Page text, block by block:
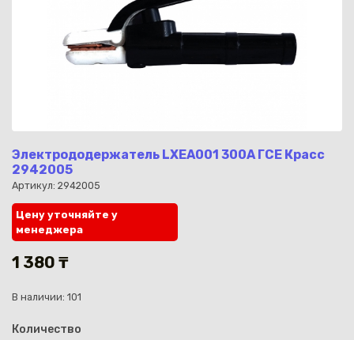
Электрододержатель LXEA001 300А ГСЕ Красс
2942005
Артикул: 2942005
Цену уточняйте у
менеджера
1 380 ₸
В наличии: 101
Количество